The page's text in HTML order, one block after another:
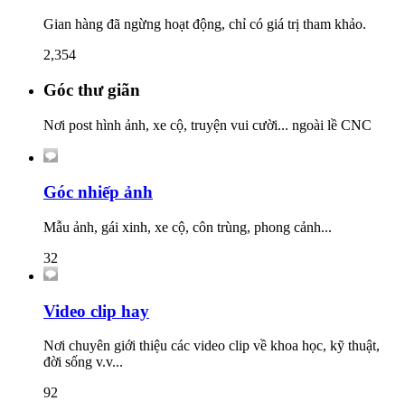
Gian hàng đã ngừng hoạt động, chỉ có giá trị tham khảo.
2,354
Góc thư giãn
Nơi post hình ảnh, xe cộ, truyện vui cười... ngoài lề CNC
Góc nhiếp ảnh
Mẫu ảnh, gái xinh, xe cộ, côn trùng, phong cảnh...
32
Video clip hay
Nơi chuyên giới thiệu các video clip về khoa học, kỹ thuật,
đời sống v.v...
92